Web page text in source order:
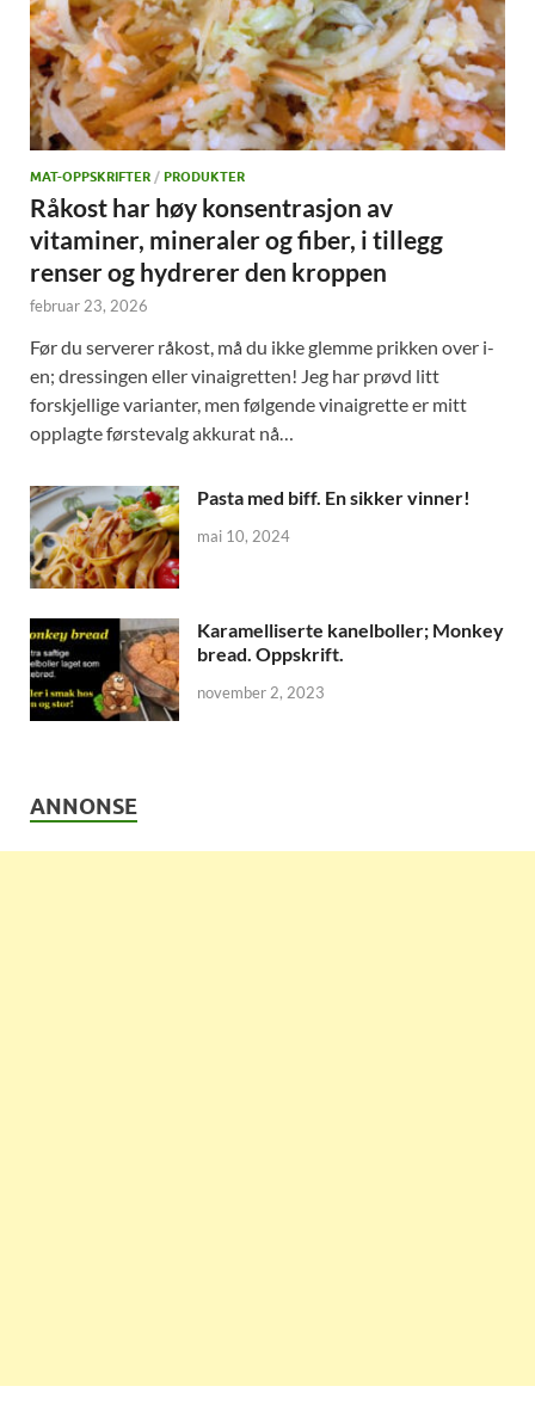
MAT-OPPSKRIFTER / PRODUKTER
Råkost har høy konsentrasjon av
vitaminer, mineraler og fiber, i tillegg
renser og hydrerer den kroppen
februar 23, 2026
Før du serverer råkost, må du ikke glemme prikken over i-
en; dressingen eller vinaigretten! Jeg har prøvd litt
forskjellige varianter, men følgende vinaigrette er mitt
opplagte førstevalg akkurat nå…
Pasta med biff. En sikker vinner!
mai 10, 2024
Karamelliserte kanelboller; Monkey
bread. Oppskrift.
november 2, 2023
ANNONSE